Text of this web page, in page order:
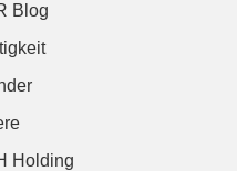
Blog
Holding